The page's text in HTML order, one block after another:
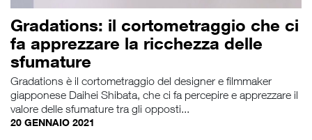
Gradations: il cortometraggio che ci
fa apprezzare la ricchezza delle
sfumature
Gradations è il cortometraggio del designer e filmmaker
giapponese Daihei Shibata, che ci fa percepire e apprezzare il
valore delle sfumature tra gli opposti...
20 GENNAIO 2021